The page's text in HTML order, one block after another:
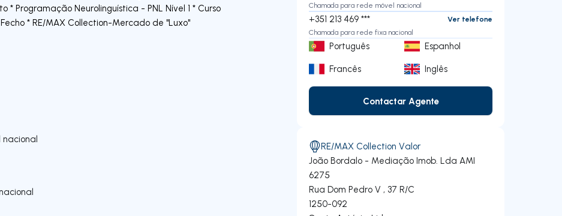
Programação Neurolinguística - PNL Nível 1 * Curso
* RE/MAX Collection-Mercado de "Luxo"
Chamada para rede móvel nacional
+351 213 469 ***
Ver telefone
Chamada para rede fixa nacional
Português
Espanhol
Francês
Inglês
Contactar Agente
Contactar Agente
RE/MAX Collection Valor
João Bordalo - Mediação Imob. Lda AMI
6275
Rua Dom Pedro V , 37 R/C
1250-092